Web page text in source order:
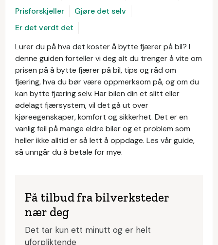
Prisforskjeller
Gjøre det selv
Er det verdt det
Lurer du på hva det koster å bytte fjærer på bil? I
denne guiden forteller vi deg alt du trenger å vite om
prisen på å bytte fjærer på bil, tips og råd om
fjæring, hva du bør være oppmerksom på, og om du
kan bytte fjæring selv. Har bilen din et slitt eller
ødelagt fjærsystem, vil det gå ut over
kjøreegenskaper, komfort og sikkerhet. Det er en
vanlig feil på mange eldre biler og et problem som
heller ikke alltid er så lett å oppdage. Les vår guide,
så unngår du å betale for mye.
Få tilbud fra bilverksteder
nær deg
Det tar kun ett minutt og er helt
uforpliktende